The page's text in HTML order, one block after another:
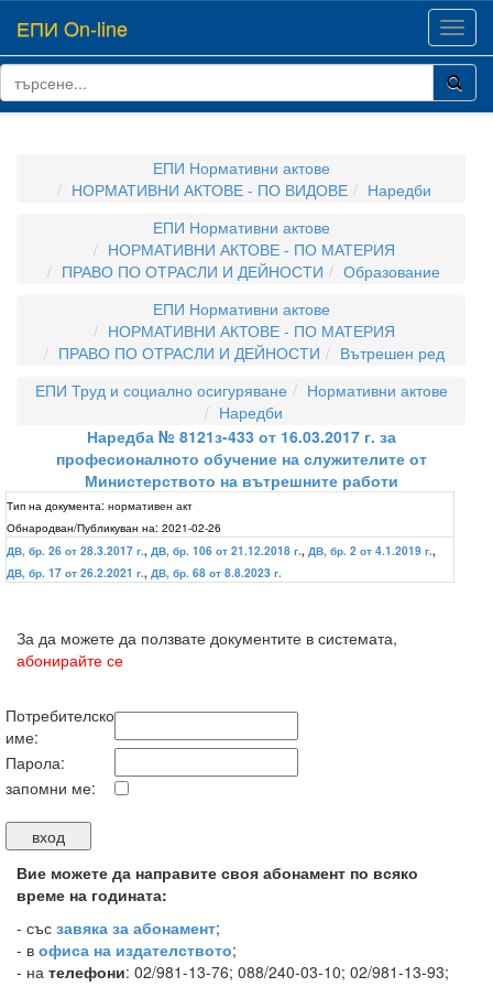
ЕПИ On-line
ЕПИ Нормативни актове
НОРМАТИВНИ АКТОВЕ - ПО ВИДОВЕ
Наредби
ЕПИ Нормативни актове
НОРМАТИВНИ АКТОВЕ - ПО МАТЕРИЯ
ПРАВО ПО ОТРАСЛИ И ДЕЙНОСТИ
Образование
ЕПИ Нормативни актове
НОРМАТИВНИ АКТОВЕ - ПО МАТЕРИЯ
ПРАВО ПО ОТРАСЛИ И ДЕЙНОСТИ
Вътрешен ред
ЕПИ Труд и социално осигуряване
Нормативни актове
Наредби
Наредба № 8121з-433 от 16.03.2017 г. за
професионалното обучение на служителите от
Министерството на вътрешните работи
Тип на документа: нормативен акт
Обнародван/Публикуван на: 2021-02-26
ДВ, бр. 26 от 28.3.2017 г., ДВ, бр. 106 от 21.12.2018 г., ДВ, бр. 2 от 4.1.2019 г.,
ДВ, бр. 17 от 26.2.2021 г., ДВ, бр. 68 от 8.8.2023 г.
За да можете да ползвате документите в системата,
абонирайте се
Потребителско
име:
Парола:
запомни ме:
Вие можете да направите своя абонамент по всяко
време на годината:
- със завяка за абонамент;
- в офиса на издателството;
- на телефони: 02/981-13-76; 088/240-03-10; 02/981-13-93;